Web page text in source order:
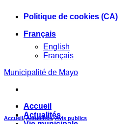
content
Politique de cookies (CA)
Français
English
Français
Municipalité de Mayo
Accueil
Actualités
Accueil,Actualités,Avis publics